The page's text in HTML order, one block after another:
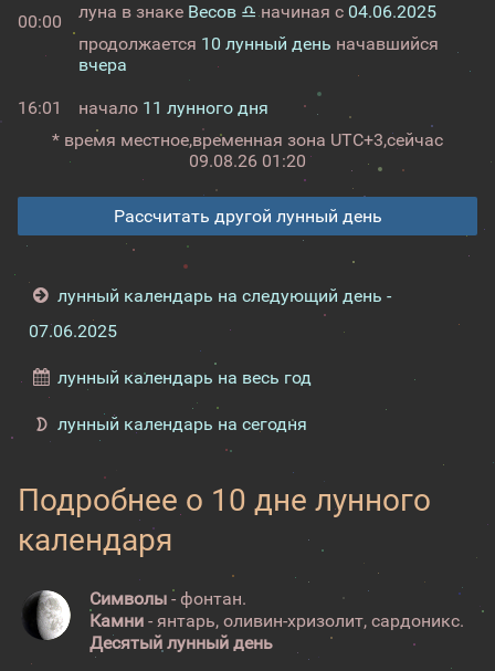
00:00
луна в знаке Весов ♎начиная с 04.06.2025
продолжается 10 лунный день начавшийся
вчера
16:01 начало 11 лунного дня
* время местное,временная зона UTC+3,сейчас
09.08.26 01:20
Рассчитать другой лунный день
лунный календарь на следующий день -
07.06.2025
лунный календарь на весь год
лунный календарь на сегодня
Подробнее о 10 дне лунного
календаря
Символы - фонтан.
Камни - янтарь, оливин-хризолит, сардоникс.
Десятый лунный день